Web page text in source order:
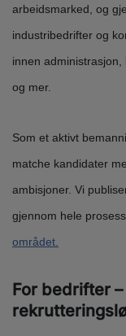
arbeidsmarked, og
industribedrifter og
innen
og mer.
Som et aktivt
matche kandidater
ambisjoner. Vi
gjennom hele
området.
For bedrifter